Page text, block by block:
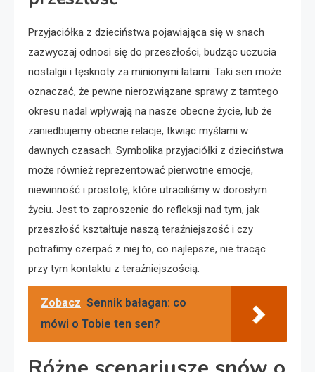
Przyjaciółka z dzieciństwa pojawiająca się w snach
zazwyczaj odnosi się do przeszłości, budząc uczucia
nostalgii i tęsknoty za minionymi latami. Taki sen może
oznaczać, że pewne nierozwiązane sprawy z tamtego
okresu nadal wpływają na nasze obecne życie, lub że
zaniedbujemy obecne relacje, tkwiąc myślami w
dawnych czasach. Symbolika przyjaciółki z dzieciństwa
może również reprezentować pierwotne emocje,
niewinność i prostotę, które utraciliśmy w dorosłym
życiu. Jest to zaproszenie do refleksji nad tym, jak
przeszłość kształtuje naszą teraźniejszość i czy
potrafimy czerpać z niej to, co najlepsze, nie tracąc
przy tym kontaktu z teraźniejszością.
Zobacz Sennik bałagan: co
mówi o Tobie ten sen?